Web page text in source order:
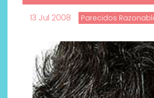
13 Jul 2008 Parecidos